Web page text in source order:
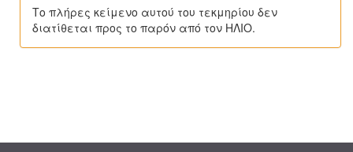
Το πλήρες κείμενο αυτού του τεκμηρίου δεν
διατίθεται προς το παρόν από τον ΗΛΙΟ.